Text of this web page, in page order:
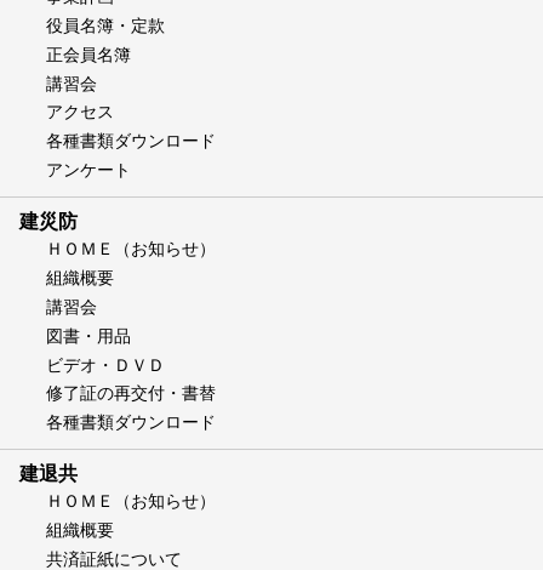
役員名簿・定款
正会員名簿
講習会
アクセス
各種書類ダウンロード
アンケート
建災防
ＨＯＭＥ（お知らせ）
組織概要
講習会
図書・用品
ビデオ・ＤＶＤ
修了証の再交付・書替
各種書類ダウンロード
建退共
ＨＯＭＥ（お知らせ）
組織概要
共済証紙について